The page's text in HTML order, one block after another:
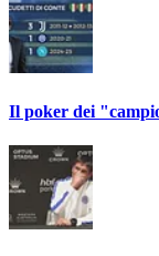
Il poker dei